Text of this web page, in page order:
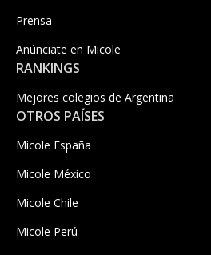
Prensa
Anúnciate en Micole
RANKINGS
Mejores colegios de Argentina
OTROS PAÍSES
Micole España
Micole México
Micole Chile
Micole Perú